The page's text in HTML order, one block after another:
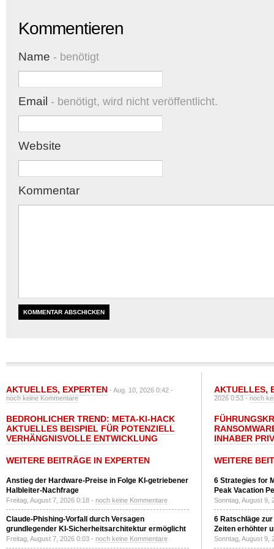
Kommentieren
Name - benötigt
Email - benötigt, wird nicht veröffentlicht.
Website
Kommentar
AKTUELLES, EXPERTEN - Aug. 10, 2026 0:42 -
noch keine Kommentare
BEDROHLICHER TREND: META-KI-HACK
AKTUELLES BEISPIEL FÜR POTENZIELL
VERHÄNGNISVOLLE ENTWICKLUNG
WEITERE BEITRÄGE IN EXPERTEN
Anstieg der Hardware-Preise in Folge KI-getriebener
Halbleiter-Nachfrage
Freitag, August 7, 2026 0:18 - noch keine Kommentare
Claude-Phishing-Vorfall durch Versagen
grundlegender KI-Sicherheitsarchitektur ermöglicht
Freitag, August 7, 2026 0:03 - noch keine Kommentare
AKTUELLES,
2026 0:53 -noch
INHABER
WEITERE
6 Strategies for
Peak Vacation
Sonntag, August 9,
6 Ratschläge
Zeiten erhöhter
Sonntag, August 9,